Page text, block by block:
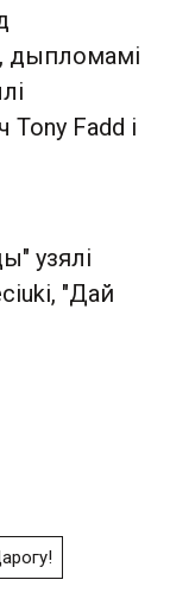
дыпломамі
Tony Fadd і
узялі
"Дай